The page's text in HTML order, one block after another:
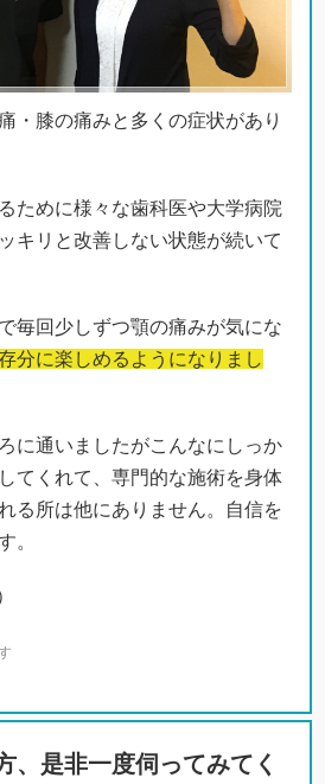
・膝の痛みと多くの症状があり
ために様々な歯科医や大学病院
キリと改善しない状態が続いて
毎回少しずつ顎の痛みが気にな
分に楽しめるようになりまし
に通いましたがこんなにしっか
てくれて、専門的な施術を身体
る所は他にありません。自信を
。
、是非一度伺ってみてく